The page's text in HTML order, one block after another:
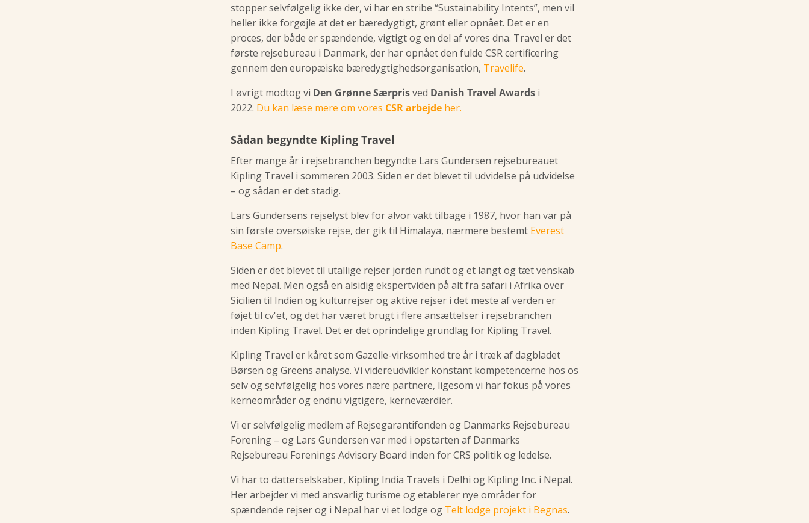
stopper selvfølgelig ikke der, vi har en stribe “Sustainability Intents”, men vil
heller ikke forgøjle at det er bæredygtigt, grønt eller opnået. Det er en
proces, der både er spændende, vigtigt og en del af vores dna. Travel er det
første rejsebureau i Danmark, der har opnået den fulde CSR certificering
gennem den europæiske bæredygtighedsorganisation, Travelife.
I øvrigt modtog vi Den Grønne Særprisved Danish Travel Awards i
2022. Du kan læse mere om vores CSR arbejde her.
Sådan begyndte Kipling Travel
Efter mange år i rejsebranchen begyndte Lars Gundersen rejsebureauet
Kipling Travel i sommeren 2003. Siden er det blevet til udvidelse på udvidelse
– og sådan er det stadig.
Lars Gundersens rejselyst blev for alvor vakt tilbage i 1987, hvor han var på
sin første oversøiske rejse, der gik til Himalaya, nærmere bestemt Everest
Base Camp.
Siden er det blevet til utallige rejser jorden rundt og et langt og tæt venskab
med Nepal. Men også en alsidig ekspertviden på alt fra safari i Afrika over
Sicilien til Indien og kulturrejser og aktive rejser i det meste af verden er
føjet til cv'et, og det har været brugt i flere ansættelser i rejsebranchen
inden Kipling Travel. Det er det oprindelige grundlag for Kipling Travel.
Kipling Travel er kåret som Gazelle-virksomhed tre år i træk af dagbladet
Børsen og Greens analyse. Vi videreudvikler konstant kompetencerne hos os
selv og selvfølgelig hos vores nære partnere, ligesom vi har fokus på vores
kerneområder og endnu vigtigere, kerneværdier.
Vi er selvfølgelig medlem af Rejsegarantifonden og Danmarks Rejsebureau
Forening – og Lars Gundersen var med i opstarten af Danmarks
Rejsebureau Forenings Advisory Board inden for CRS politik og ledelse.
Vi har to datterselskaber, Kipling India Travels i Delhi og Kipling Inc. i Nepal.
Her arbejder vi med ansvarlig turisme og etablerer nye områder for
spændende rejser og i Nepal har vi et lodge og Telt lodge projekt i Begnas.